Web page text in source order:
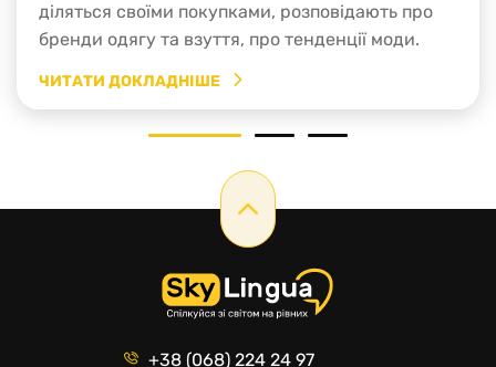
діляться своїми покупками, розповідають про
бренди одягу та взуття, про тенденції моди.
закінчується покупкою предмета гардеробу.
ЧИТАТИ ДОКЛАДНІШЕ
1 2 3
+38 (068) 224 24 97